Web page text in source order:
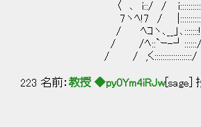
〈 ､ i::/ / i:::::::::::::/
7ヽﾍ!7 /
/ ﾍｺヽ､__」､:::::::!7 ｀
/ /ﾍ::`ｰ-┘::::::/ /
/ / ,く::::::::::::::::::/ /:::::;::
223 名前： 教授 ◆py0Ym4iRJw[sage]